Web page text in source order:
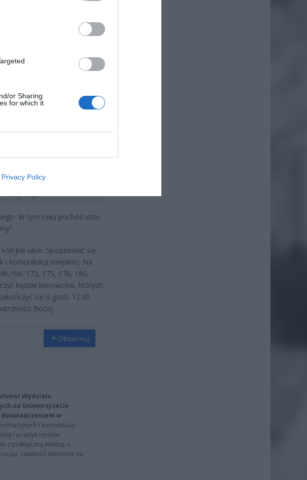
or Sharing
for which it
Privacy Policy
W tym roku pochód idzie
ulice. Spodziewać się
i komunikacji miejskiej. Na
172, 175, 178, 180,
będzie kierowców, których
sie o godz. 12.00.
Bożej.
Obserwuj
Wydziału
na Uniwersytecie
w
i komunikacji
i praktyk rynków
z praktyczną wiedzą o
zawiłości ekonomii na